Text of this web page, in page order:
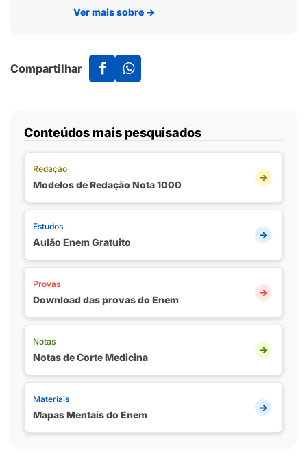
Ver mais sobre →
Compartilhar
Conteúdos mais pesquisados
Redação
Modelos de Redação Nota 1000
Estudos
Aulão Enem Gratuito
Provas
Download das provas do Enem
Notas
Notas de Corte Medicina
Materiais
Mapas Mentais do Enem